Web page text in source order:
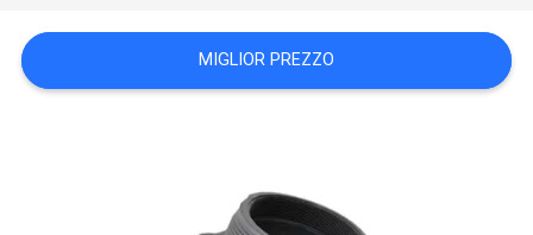
MAPPA
DEL
MIGLIOR PREZZO